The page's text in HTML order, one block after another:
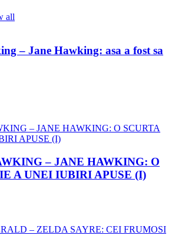
all
– Jane Hawking: asa a fost sa
– JANE HAWKING: O
A UNEI IUBIRI APUSE (I)